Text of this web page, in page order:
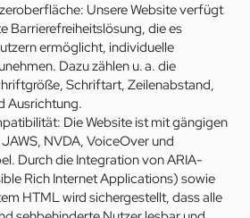
Unsere Website verfügt
Barrierefreiheitslösung, die es
ermöglicht, individuelle
Dazu zählen u. a. die
Schriftart, Zeilenabstand,
Ausrichtung.
Die Website ist mit gängigen
NVDA, VoiceOver und
Durch die Integration von ARIA-
Rich Internet Applications) sowie
HTML wird sichergestellt, dass alle